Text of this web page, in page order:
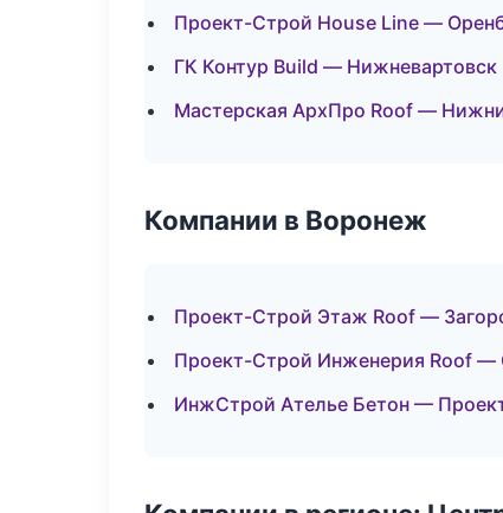
Проект-Строй House Line —
ГК Контур Build — Нижневартовск
Мастерская АрхПро Roof —
Компании в Воронеж
Проект-Строй Этаж Roof —
Проект-Строй Инженерия Roof —
ИнжСтрой Ателье Бетон —